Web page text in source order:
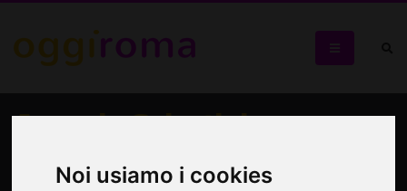
Noi usiamo i cookies
Ascanio Celestini
"PUEBLO"